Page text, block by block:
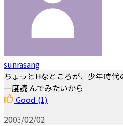
sunrasang
ちょっとHなところが、少年時代
一度読 んでみたいから
Good (1)
2003/02/02